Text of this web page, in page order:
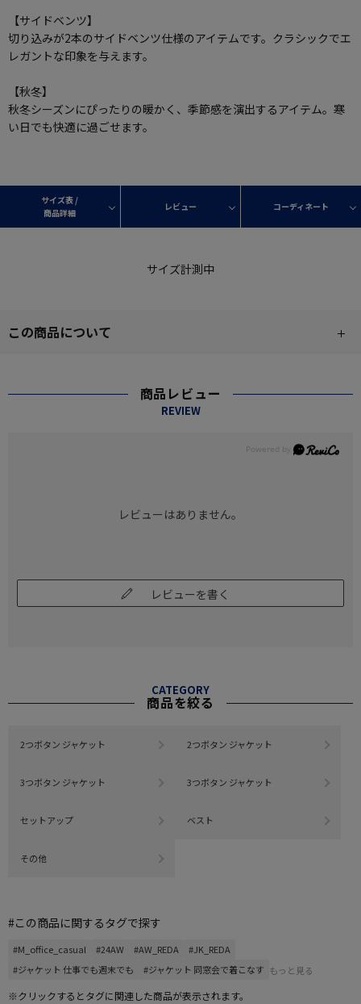
【サイドベンツ】
切り込みが2本のサイドベンツ仕様のアイテムです。クラシックでエ
レガントな印象を与えます。
【秋冬】
秋冬シーズンにぴったりの暖かく、季節感を演出するアイテム。寒
い日でも快適に過ごせます。
サイズ表 /
商品詳細
レビュー コーディネート
サイズ計測中
この商品について
商品レビュー
REVIEW
レビューはありません。
レビューを書く
CATEGORY
商品を絞る
2つボタン ジャケット 2つボタン ジャケット
3つボタン ジャケット 3つボタン ジャケット
セットアップ ベスト
その他
#この商品に関するタグで探す
#M_office_casual #24AW #AW_REDA
#JK_REDA
#ジャケット 仕事でも週末でも
#ジャケット 同窓会で着こなす もっと見る
※クリックするとタグに関連した商品が表示されます。